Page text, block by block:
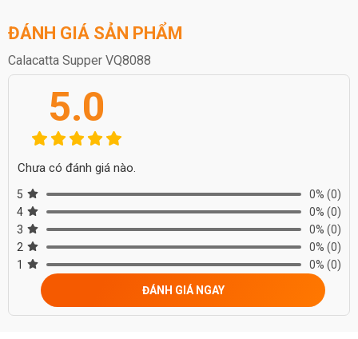
ĐÁNH GIÁ SẢN PHẨM
Calacatta Supper VQ8088
5.0
Chưa có đánh giá nào.
5 0% (0)
4
0% (0)
3
0% (0)
2
0% (0)
1
0% (0)
ĐÁNH GIÁ NGAY